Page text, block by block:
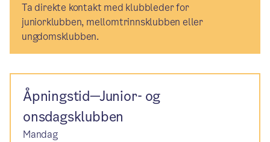
Ta direkte kontakt med klubbleder for
juniorklubben, mellomtrinnsklubben eller
ungdomsklubben.
Åpningstid—Junior- og
onsdagsklubben
Mandag